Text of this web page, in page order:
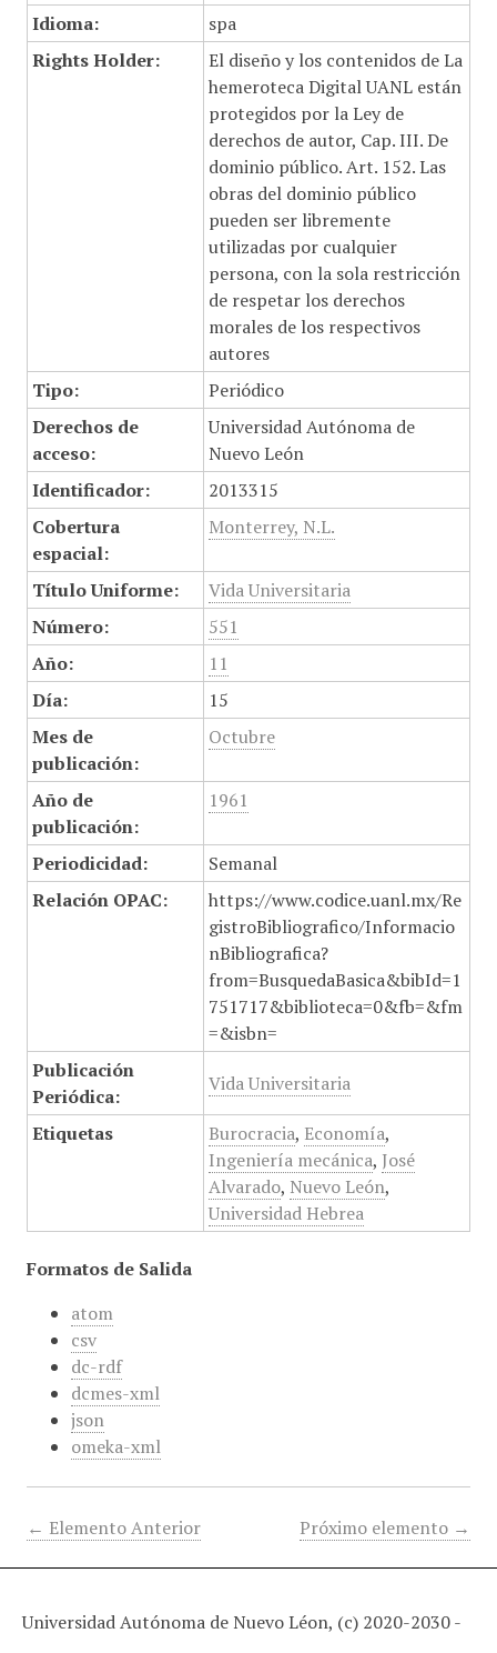
Idioma:
spa
Rights Holder:
El diseño y los contenidos de La
hemeroteca Digital UANL están
protegidos por la Ley de
derechos de autor, Cap. III. De
dominio público. Art. 152. Las
obras del dominio público
pueden ser libremente
utilizadas por cualquier
persona, con la sola restricción
de respetar los derechos
morales de los respectivos
autores
Tipo:
Periódico
Derechos de
acceso:
Universidad Autónoma de
Nuevo León
Identificador:
2013315
Cobertura
espacial:
Monterrey, N.L.
Título Uniforme:
Vida Universitaria
Número:
551
Año:
11
Día:
15
Mes de
publicación:
Octubre
Año de
publicación:
1961
Periodicidad:
Semanal
Relación OPAC:
https://www.codice.uanl.mx/Re
gistroBibliografico/Informacio
nBibliografica?
from=BusquedaBasica&bibId=1
751717&biblioteca=0&fb=&fm
=&isbn=
Publicación
Periódica:
Vida Universitaria
Etiquetas Burocracia, Economía,
Ingeniería mecánica, José
Alvarado, Nuevo León,
Universidad Hebrea
Formatos de Salida
atom
csv
dc-rdf
dcmes-xml
json
omeka-xml
← Elemento Anterior Próximo elemento →
Universidad Autónoma de Nuevo Léon, (c) 2020-2030 -